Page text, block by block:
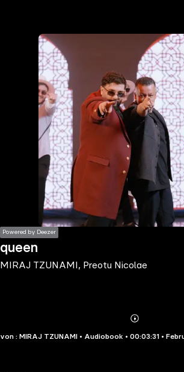
Powered by Deezer
queen
MIRAJ TZUNAMI, Preotu Nicolae
Mehr
Details
von : MIRAJ TZUNAMI • Audiobook • 00:03:31 •